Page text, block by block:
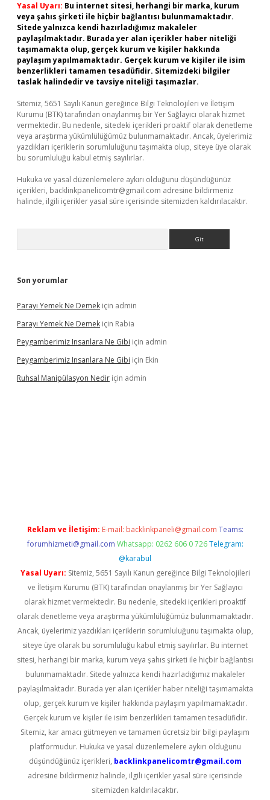
Yasal Uyarı: Bu internet sitesi, herhangi bir marka, kurum
veya şahıs şirketi ile hiçbir bağlantısı bulunmamaktadır.
Sitede yalnızca kendi hazırladığımız makaleler
paylaşılmaktadır. Burada yer alan içerikler haber niteliği
taşımamakta olup, gerçek kurum ve kişiler hakkında
paylaşım yapılmamaktadır. Gerçek kurum ve kişiler ile isim
benzerlikleri tamamen tesadüfidir. Sitemizdeki bilgiler
taslak halindedir ve tavsiye niteliği taşımazlar.
Sitemiz, 5651 Sayılı Kanun gereğince Bilgi Teknolojileri ve İletişim
Kurumu (BTK) tarafından onaylanmış bir Yer Sağlayıcı olarak hizmet
vermektedir. Bu nedenle, sitedeki içerikleri proaktif olarak denetleme
veya araştırma yükümlülüğümüz bulunmamaktadır. Ancak, üyelerimiz
yazdıkları içeriklerin sorumluluğunu taşımakta olup, siteye üye olarak
bu sorumluluğu kabul etmiş sayılırlar.
Hukuka ve yasal düzenlemelere aykırı olduğunu düşündüğünüz
içerikleri, backlinkpanelicomtr@gmail.com adresine bildirmeniz
halinde, ilgili içerikler yasal süre içerisinde sitemizden kaldırılacaktır.
Son yorumlar
Parayı Yemek Ne Demek için admin
Parayı Yemek Ne Demek için Rabia
Peygamberimiz Insanlara Ne Gibi için admin
Peygamberimiz Insanlara Ne Gibi için Ekin
Ruhsal Manipülasyon Nedir için admin
Reklam ve İletişim: E-mail: backlinkpaneli@gmail.com Teams:
forumhizmeti@gmail.com Whatsapp: 0262 606 0 726 Telegram:
@karabul
Yasal Uyarı: Sitemiz, 5651 Sayılı Kanun gereğince Bilgi Teknolojileri
ve İletişim Kurumu (BTK) tarafından onaylanmış bir Yer Sağlayıcı
olarak hizmet vermektedir. Bu nedenle, sitedeki içerikleri proaktif
olarak denetleme veya araştırma yükümlülüğümüz bulunmamaktadır.
Ancak, üyelerimiz yazdıkları içeriklerin sorumluluğunu taşımakta olup,
siteye üye olarak bu sorumluluğu kabul etmiş sayılırlar. Bu internet
sitesi, herhangi bir marka, kurum veya şahıs şirketi ile hiçbir bağlantısı
bulunmamaktadır. Sitede yalnızca kendi hazırladığımız makaleler
paylaşılmaktadır. Burada yer alan içerikler haber niteliği taşımamakta
olup, gerçek kurum ve kişiler hakkında paylaşım yapılmamaktadır.
Gerçek kurum ve kişiler ile isim benzerlikleri tamamen tesadüfidir.
Sitemiz, kar amacı gütmeyen ve tamamen ücretsiz bir bilgi paylaşım
platformudur. Hukuka ve yasal düzenlemelere aykırı olduğunu
düşündüğünüz içerikleri, backlinkpanelicomtr@gmail.com
adresine bildirmeniz halinde, ilgili içerikler yasal süre içerisinde
sitemizden kaldırılacaktır.